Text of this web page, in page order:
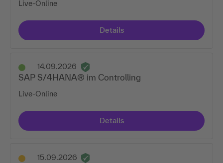
Live-Online
Details
14.09.2026
SAP S/4HANA® im Controlling
Live-Online
Details
15.09.2026